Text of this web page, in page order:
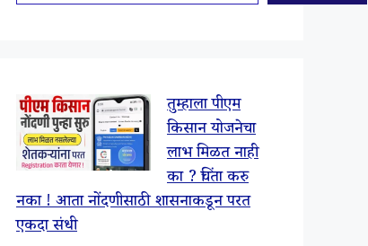
तुम्हाला पीएम
किसान योजनेचा
लाभ मिळत नाही
का ? चिंता करु
नका ! आता नोंदणीसाठी शासनाकडून परत
एकदा संधी